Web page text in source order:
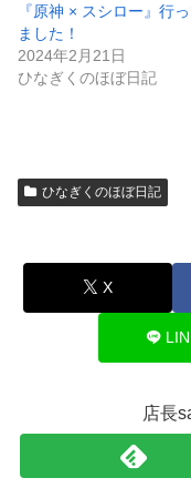
『原神 × スシロー』行
ました！
2024年2月21日
ひなぎくのほぼ日記
ひなぎくのほぼ日記
X
店長